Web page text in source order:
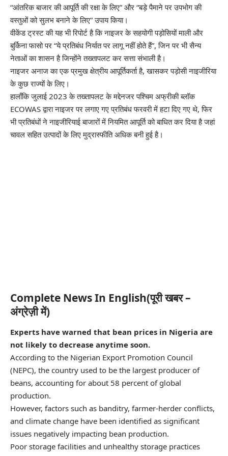
“आंतरिक बाजार की आपूर्ति की रक्षा के लिए” और “बड़े पैमाने पर उपभोग की
वस्तुओं को सुलभ बनाने के लिए” उपाय किया।
वीकेंड ट्रस्ट की यह भी रिपोर्ट है कि नाइजर के सहयोगी पड़ोसियों माली और
बुर्किना फासो पर “ये प्रतिबंध निर्यात पर लागू नहीं होते हैं”, जिन पर भी सैन्य
नेताओं का शासन है जिन्होंने तख्तापलट कर सत्ता संभाली है।
नाइजर अनाज का एक प्रमुख क्षेत्रीय आपूर्तिकर्ता है, खासकर पड़ोसी नाइजीरिया
के कुछ राज्यों के लिए।
हालाँकि जुलाई 2023 के तख्तापलट के मद्देनजर पश्चिम अफ्रीकी ब्लॉक
ECOWAS द्वारा नाइजर पर लगाए गए प्रतिबंध फरवरी में हटा दिए गए थे, फिर
भी प्रतिबंधों ने नाइजीरियाई बाजारों में नियमित आपूर्ति को बाधित कर दिया है जहां
चावल सहित उत्पादों के लिए मुद्रास्फीति अधिक बनी हुई है।
Complete News In English(पूरी खबर –
अंग्रेज़ी में)
Experts have warned that bean prices in Nigeria are
not likely to decrease anytime soon.
According to the Nigerian Export Promotion Council
(NEPC), the country used to be the largest producer of
beans, accounting for about 58 percent of global
production.
However, factors such as banditry, farmer-herder conflicts,
and climate change have been identified as significant
issues negatively impacting bean production.
Poor storage facilities and unhealthy storage practices